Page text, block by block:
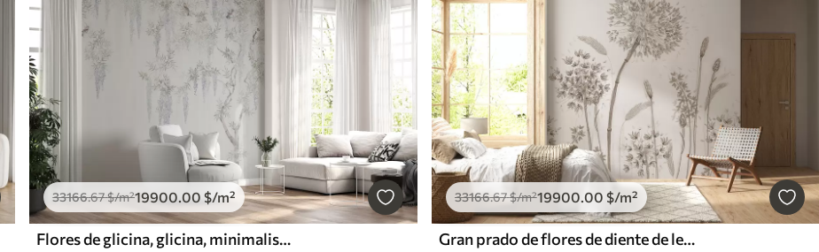
33166.67$/m²19900.00 $/m²
Flores de glicina, glicina, minimalismo, monocromo, loft y estilo japonés
33166.67$/m²19900.00 $/m²
Gran prado de flores de diente de león estilo monocromo loft minimalismo